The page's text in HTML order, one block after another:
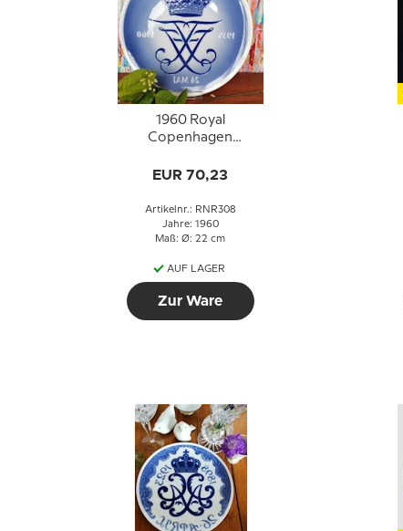
1960 Royal
Copenhagen
1960
EUR 70,23
Artikelnr.: RNR308
Jahre: 1960
Maß: Ø: 22 cm
AUF LAGER
Zur Ware